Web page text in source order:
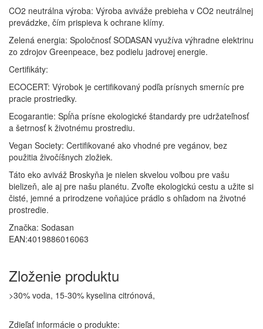
CO2 neutrálna výroba: Výroba aviváže prebieha v CO2 neutrálnej
prevádzke, čím prispieva k ochrane klímy.
Zelená energia: Spoločnosť SODASAN využíva výhradne elektrinu
zo zdrojov Greenpeace, bez podielu jadrovej energie.
Certifikáty:
ECOCERT: Výrobok je certifikovaný podľa prísnych smerníc pre
pracie prostriedky.
Ecogarantie: Spĺňa prísne ekologické štandardy pre udržateľnosť
a šetrnosť k životnému prostrediu.
Vegan Society: Certifikované ako vhodné pre vegánov, bez
použitia živočíšnych zložiek.
Táto eko aviváž Broskyňa je nielen skvelou voľbou pre vašu
bielizeň, ale aj pre našu planétu. Zvoľte ekologickú cestu a užite si
čisté, jemné a prirodzene voňajúce prádlo s ohľadom na životné
prostredie.
Značka: Sodasan
EAN:4019886016063
Zloženie produktu
>30% voda, 15-30% kyselina citrónová,
Zdieľať informácie o produkte: